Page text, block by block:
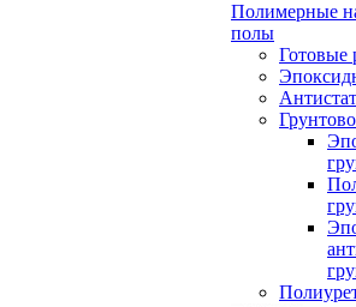
Полимерные
полы
Готовые